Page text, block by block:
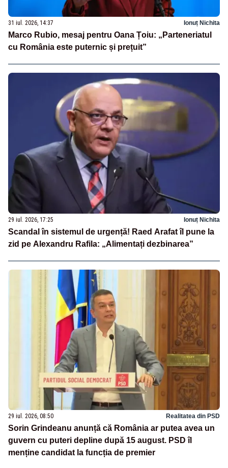
31 iul. 2026, 14:37 Ionuț Nichita
Marco Rubio, mesaj pentru Oana Țoiu: „Parteneriatul
cu România este puternic și prețuit”
29 iul. 2026, 17:25 Ionuț Nichita
Scandal în sistemul de urgență! Raed Arafat îl pune la
zid pe Alexandru Rafila: „Alimentați dezbinarea”
29 iul. 2026, 08:50 Realitatea din PSD
Sorin Grindeanu anunță că România ar putea avea un
guvern cu puteri depline după 15 august. PSD îl
menține candidat la funcția de premier